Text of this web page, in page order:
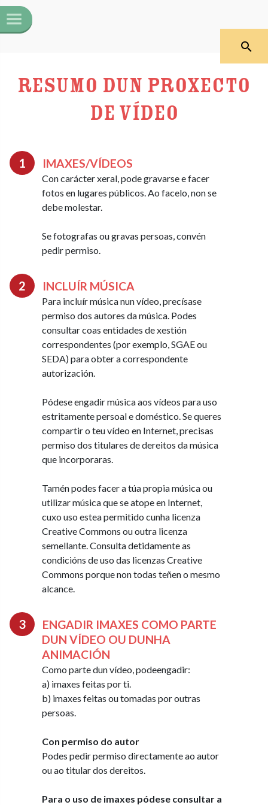
Resumo dun proxecto
de vídeo
IMAXES/VÍDEOS
Con carácter xeral, pode gravarse e facer
fotos en lugares públicos. Ao facelo, non se
debe molestar.
Se fotografas ou gravas persoas, convén
pedir permiso.
INCLUÍR MÚSICA
Para incluír música nun vídeo, precísase
permiso dos autores da música. Podes
consultar coas entidades de xestión
correspondentes (por exemplo, SGAE ou
SEDA) para obter a correspondente
autorización.
Pódese engadir música aos vídeos para uso
estritamente persoal e doméstico. Se queres
compartir o teu vídeo en Internet, precisas
permiso dos titulares de dereitos da música
que incorporaras.
Tamén podes facer a túa propia música ou
utilizar música que se atope en Internet,
cuxo uso estea permitido cunha licenza
Creative Commons ou outra licenza
semellante. Consulta detidamente as
condicións de uso das licenzas Creative
Commons porque non todas teñen o mesmo
alcance.
ENGADIR IMAXES COMO PARTE
DUN VÍDEO OU DUNHA
ANIMACIÓN
Como parte dun vídeo, podeengadir:
a) imaxes feitas por ti.
b) imaxes feitas ou tomadas por outras
persoas.
Con permiso do autor
Podes pedir permiso directamente ao autor
ou ao titular dos dereitos.
Para o uso de imaxes pódese consultar a